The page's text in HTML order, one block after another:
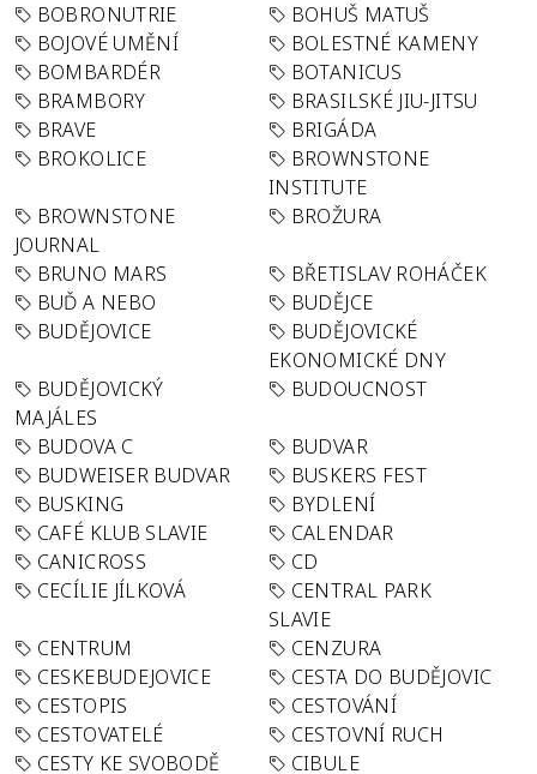
BOBRONUTRIE
BOHUŠ MATUŠ
BOJOVÉ UMĚNÍ
BOLESTNÉ KAMENY
BOMBARDÉR
BOTANICUS
BRAMBORY
BRASILSKÉ JIU-JITSU
BRAVE
BRIGÁDA
BROKOLICE
BROWNSTONE
INSTITUTE
BROWNSTONE
JOURNAL
BROŽURA
BRUNO MARS
BŘETISLAV ROHÁČEK
BUĎ A NEBO
BUDĚJCE
BUDĚJOVICE
BUDĚJOVICKÉ
EKONOMICKÉ DNY
BUDĚJOVICKÝ
MAJÁLES
BUDOUCNOST
BUDOVA C
BUDVAR
BUDWEISER BUDVAR
BUSKERS FEST
BUSKING
BYDLENÍ
CAFÉ KLUB SLAVIE
CALENDAR
CANICROSS
CD
CECÍLIE JÍLKOVÁ
CENTRAL PARK
SLAVIE
CENTRUM
CENZURA
CESKEBUDEJOVICE
CESTA DO BUDĚJOVIC
CESTOPIS
CESTOVÁNÍ
CESTOVATELÉ
CESTOVNÍ RUCH
CESTY KE SVOBODĚ
CIBULE